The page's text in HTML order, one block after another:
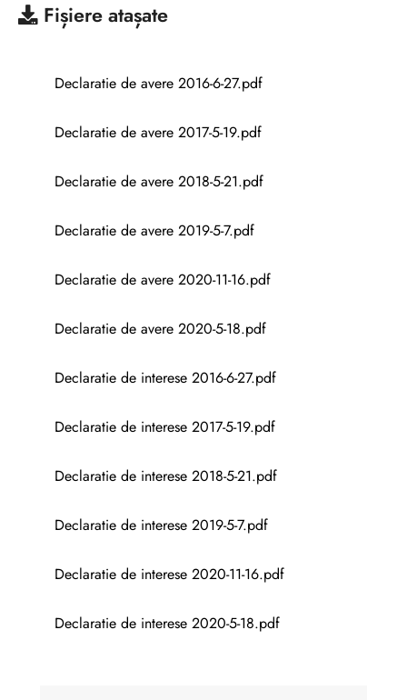
Fișiere atașate
Declaratie de avere 2016-6-27.pdf
Declaratie de avere 2017-5-19.pdf
Declaratie de avere 2018-5-21.pdf
Declaratie de avere 2019-5-7.pdf
Declaratie de avere 2020-11-16.pdf
Declaratie de avere 2020-5-18.pdf
Declaratie de interese 2016-6-27.pdf
Declaratie de interese 2017-5-19.pdf
Declaratie de interese 2018-5-21.pdf
Declaratie de interese 2019-5-7.pdf
Declaratie de interese 2020-11-16.pdf
Declaratie de interese 2020-5-18.pdf